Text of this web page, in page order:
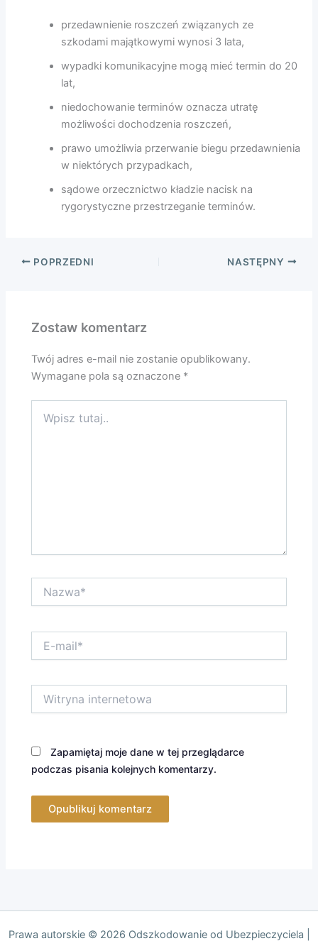
przedawnienie roszczeń związanych ze
szkodami majątkowymi wynosi 3 lata,
wypadki komunikacyjne mogą mieć termin do 20
lat,
niedochowanie terminów oznacza utratę
możliwości dochodzenia roszczeń,
prawo umożliwia przerwanie biegu przedawnienia
w niektórych przypadkach,
sądowe orzecznictwo kładzie nacisk na
rygorystyczne przestrzeganie terminów.
POPRZEDNI NASTĘPNY
Zostaw komentarz
Twój adres e-mail nie zostanie opublikowany.
Wymagane pola są oznaczone *
tutaj..
mail*
internetowa
Zapamiętaj moje dane w tej przeglądarce
podczas pisania kolejnych komentarzy.
Prawa autorskie © 2026 Odszkodowanie od Ubezpieczyciela |